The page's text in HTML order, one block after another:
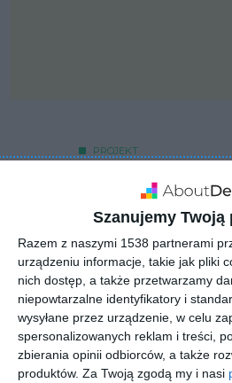
Szanujemy Twoją
Razem z naszymi 1538 partnerami
urządzeniu informacje, takie jak pliki
nich dostęp, a także przetwarzamy
niepowtarzalne identyfikatory i
wysyłane przez urządzenie, w celu
spersonalizowanych reklam i treści,
zbierania opinii odbiorców, a także
produktów. Za Twoją zgodą my i nasi
PROJEKT
Aranżacja
mieszkania
Aranżacja designerskiego
kolorach.
AUTOR:INVENTIVE studio